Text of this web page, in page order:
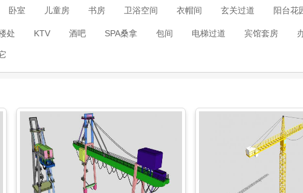
卧室 儿童房 书房 卫浴空间 衣帽间 玄关过道 阳台花
处 KTV 酒吧 SPA桑拿 包间 电梯过道 宾馆套房